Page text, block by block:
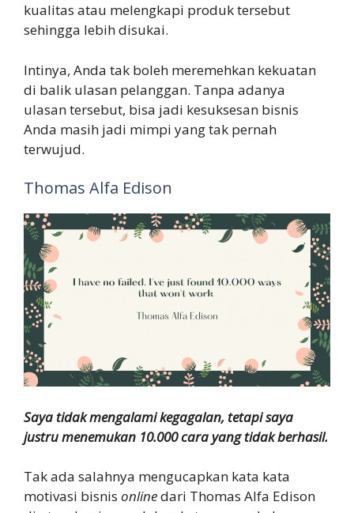
kualitas atau melengkapi produk tersebut
sehingga lebih disukai.
Intinya, Anda tak boleh meremehkan kekuatan
di balik ulasan pelanggan. Tanpa adanya
ulasan tersebut, bisa jadi kesuksesan bisnis
Anda masih jadi mimpi yang tak pernah
terwujud.
Thomas Alfa Edison
Saya tidak mengalami kegagalan, tetapi saya
justru menemukan 10.000 cara yang tidak berhasil.
Tak ada salahnya mengucapkan kata kata
motivasi bisnis onlinedari Thomas Alfa Edison